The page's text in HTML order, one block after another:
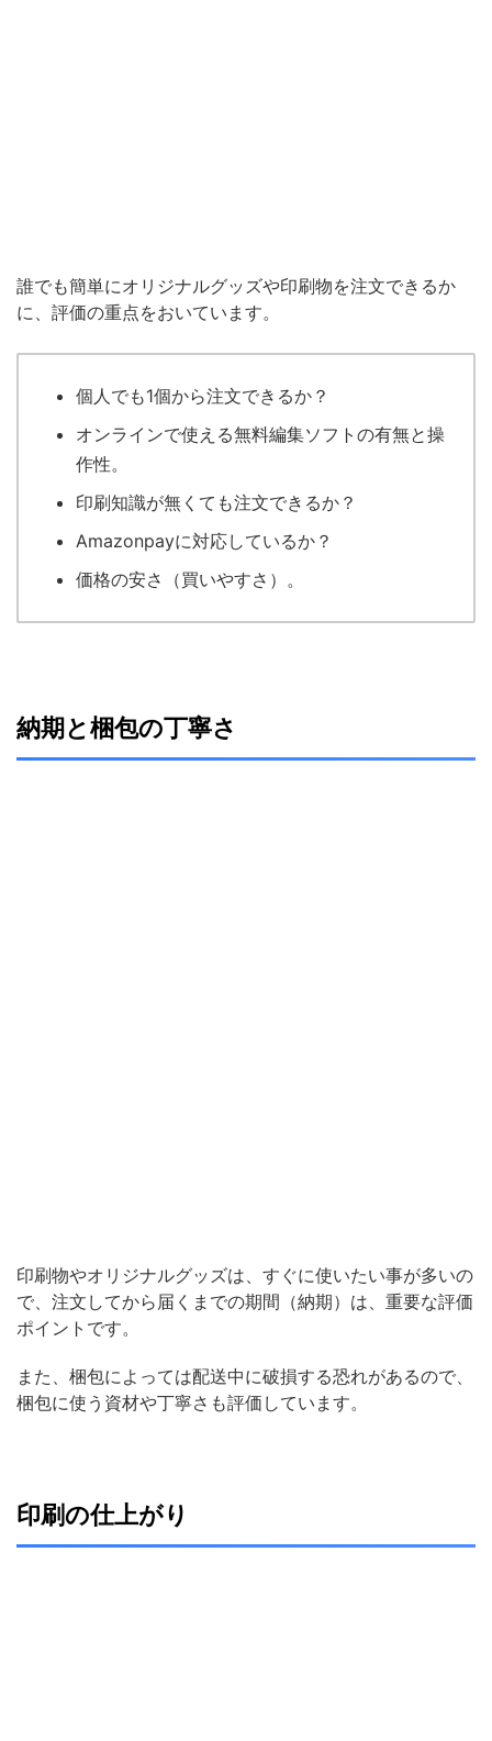
誰でも簡単にオリジナルグッズや印刷物を注文できるか
に、評価の重点をおいています。
個人でも1個から注文できるか？
オンラインで使える無料編集ソフトの有無と操
作性。
印刷知識が無くても注文できるか？
Amazonpayに対応しているか？
価格の安さ（買いやすさ）。
納期と梱包の丁寧さ
印刷物やオリジナルグッズは、すぐに使いたい事が多いの
で、注文してから届くまでの期間（納期）は、重要な評価
ポイントです。
また、梱包によっては配送中に破損する恐れがあるので、
梱包に使う資材や丁寧さも評価しています。
印刷の仕上がり